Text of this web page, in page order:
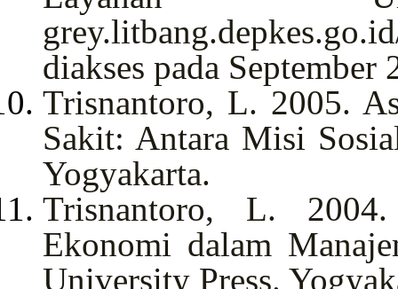
diakses pada September
Trisnantoro, L. 2005.
Sakit: Antara Misi
Yogyakarta.
Trisnantoro, L.
Ekonomi dalam
University Press.